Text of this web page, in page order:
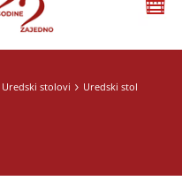
Uredski stolovi
Uredski stol